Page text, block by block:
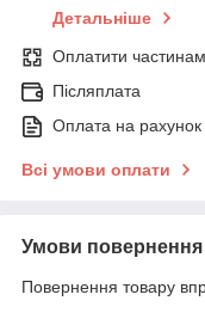
Детальніше
Оплатити
Післяплата
Оплата на рахунок
Всі умови оплати
Умови повернення
Повернення товару